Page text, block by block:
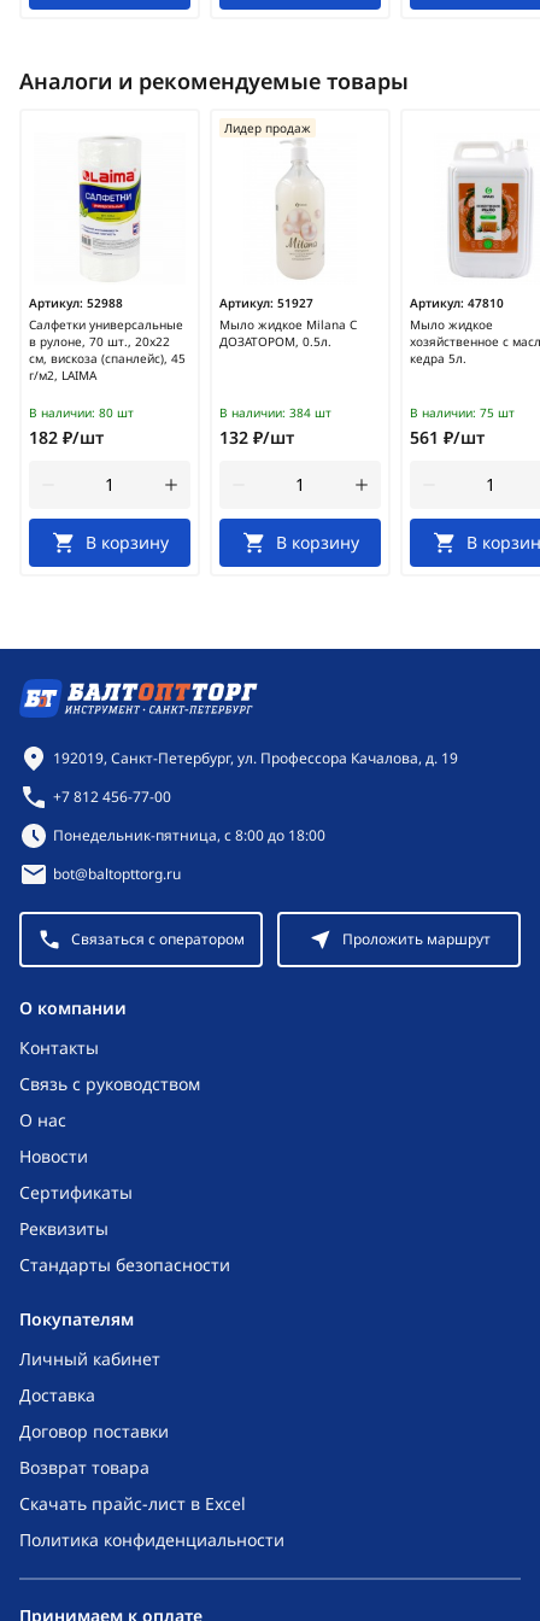
Аналоги и рекомендуемые товары
Артикул: 52988
Салфетки универсальные
в рулоне, 70 шт., 20х22
см, вискоза (спанлейс), 45
г/м2, LAIMA
В наличии: 80 шт
182 ₽/шт
В корзину
Артикул: 51927
Мыло жидкое Milana С
ДОЗАТОРОМ, 0.5л.
Лидер продаж
В наличии: 384 шт
132 ₽/шт
В корзину
Артикул: 47810
Мыло жидкое
хозяйственное с
кедра 5л.
В наличии: 75 шт
561 ₽/шт
В
O компании
Контакты
Связь с руководством
О нас
Новости
Сертификаты
Реквизиты
Стандарты безопасности
Покупателям
Личный кабинет
Доставка
Договор поставки
Возврат товара
Скачать прайс-лист в Excel
Политика конфиденциальности
Контактная информация
192019, Санкт-Петербург, ул. Профессора Качалова, д. 19
+7 812 456-77-00
Режим работы:
Понедельник-пятница, с 8:00 до 18:00
bot@baltopttorg.ru
Связаться с оператором Проложить маршрут
Принимаем к оплате